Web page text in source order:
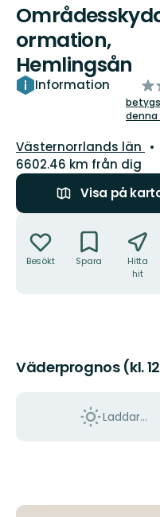
ormation,
Hemlingsån
Information
av
5
Län:
Västernorrlands län
6602.46 km från dig
Visa på
Besökt Spara
Hitta
hit
Väderprognos (kl.
Laddar...